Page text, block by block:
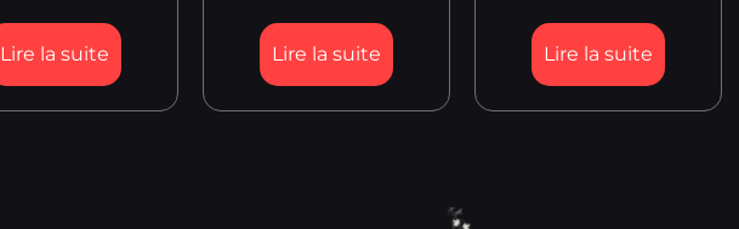
Lire la suite Lire la suite Lire la suite